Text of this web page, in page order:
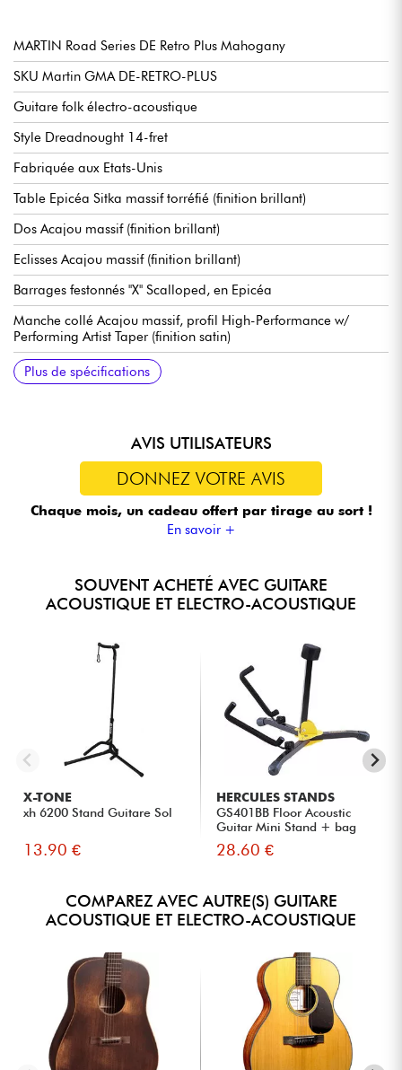
MARTIN Road Series DE Retro Plus Mahogany
SKU Martin GMA DE-RETRO-PLUS
Guitare folk électro-acoustique
Style Dreadnought 14-fret
Fabriquée aux Etats-Unis
Table Epicéa Sitka massif torréfié (finition brillant)
Dos Acajou massif (finition brillant)
Eclisses Acajou massif (finition brillant)
Barrages festonnés ''X'' Scalloped, en Epicéa
Manche collé Acajou massif, profil High-Performance w/
Performing Artist Taper (finition satin)
Touche Ebène massif, 20 frettes type Small (true pleked)
Diapason 25,40"
Rayon de touche / radius 16"
Largeur manche 1e frette 1.75" - 4.45 cm
Largeur manche 12e frette 2.13" - 5.41 cm
Chevalet Modern Belly en Ebène massif
Sillet de chevalet compensé, en os
Mécaniques Martin Nickel Open-Geared
Etui Martin Softshell inclus
Cordes recommandées : tirant 12.54
Plus de spécifications
AVIS UTILISATEURS
DONNEZ VOTRE AVIS
Chaque mois, un cadeau offert par tirage au sort !
En savoir +
SOUVENT ACHETÉ AVEC GUITARE
ACOUSTIQUE ET ELECTRO-ACOUSTIQUE
X-TONE
xh 6200 Stand Guitare Sol
13.90 €
HERCULES STANDS
GS401BB Floor Acoustic
Guitar Mini Stand + bag
28.60 €
COMPAREZ AVEC AUTRE(S) GUITARE
ACOUSTIQUE ET ELECTRO-ACOUSTIQUE